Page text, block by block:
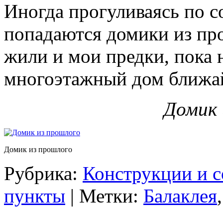
Иногда прогуливаясь по
попадаются домики из
жили и мои предки, пока
многоэтажный дом
Домик
Домик из прошлого
Рубрика: Конструкции и
пункты | Метки: Балаклея